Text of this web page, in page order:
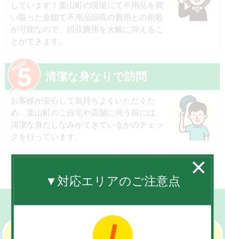
▼対応エリアのご注意点
しています！葉山町の現場にて不用品を買
い取った金額で不用品回収の費用との相殺
が可能なので、回収費用を大幅に抑えるこ
とができます。
清潔な身なりで訪問
お客様が安心して気持ちよくいただくた
め、葉山町のご自宅や店舗に伺う前には、
清潔な身だしなみができているかのチェッ
クを行っています。
お気軽に無料相談 通話無料